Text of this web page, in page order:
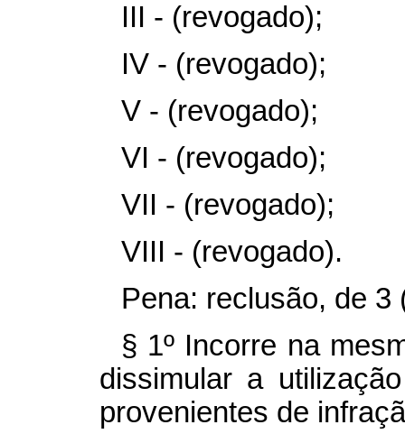
III - (revogado);
IV - (revogado);
V - (revogado);
VI - (revogado);
VII - (revogado);
VIII - (revogado).
Pena: reclusão, de 3
§ 1º Incorre na
dissimular a
provenientes de